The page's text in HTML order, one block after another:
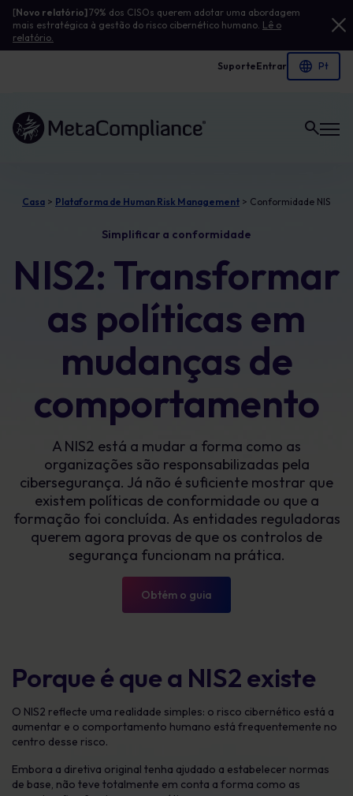
[Novo relatório]79% dos CISOs querem adotar uma abordagem
mais estratégica à gestão do risco cibernético humano. Lê o
relatório.
SuporteEntrar
Ligação à página inicial
Casa > Plataforma de Human Risk Management > Conformidade NIS
Simplificar a conformidade
NIS2: Transformar
as políticas em
mudanças de
comportamento
A NIS2 está a mudar a forma como as
organizações são responsabilizadas pela
cibersegurança. Já não é suficiente mostrar que
existem políticas de conformidade ou que a
formação foi concluída. As entidades reguladoras
querem agora provas de que os controlos de
segurança funcionam na prática.
Obtém o guia
Porque é que a NIS2 existe
O NIS2 reflecte uma realidade simples: o risco cibernético está a
aumentar e o comportamento humano está frequentemente no
centro desse risco.
Embora a diretiva original tenha ajudado a estabelecer normas
de base, não teve totalmente em conta a forma como as